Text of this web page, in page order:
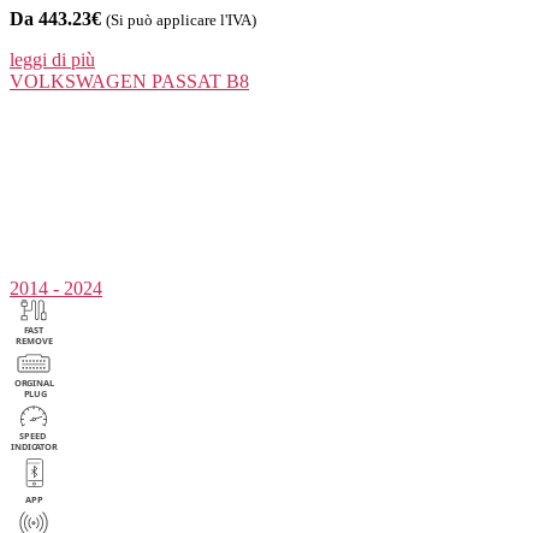
Da 443.23€ (Si può applicare l'IVA)
leggi di più
VOLKSWAGEN PASSAT B8
2014 - 2024